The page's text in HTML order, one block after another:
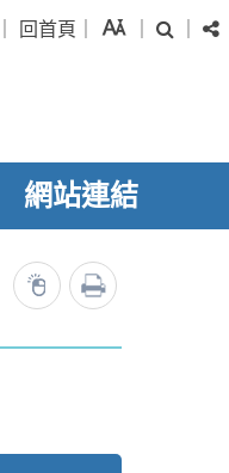
回首頁 字級 搜尋
網站連結